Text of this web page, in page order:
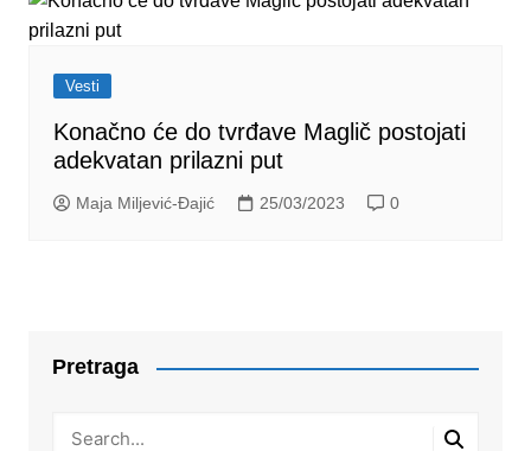
Vesti
Konačno će do tvrđave Maglič postojati
adekvatan prilazni put
Maja Miljević-Đajić 25/03/2023 0
Pretraga